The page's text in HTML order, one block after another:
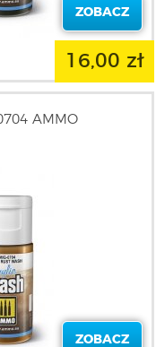
ZOBACZ
16,00 zł
AMMO
ZOBACZ